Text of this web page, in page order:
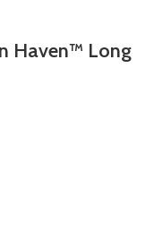
Haven™ Long